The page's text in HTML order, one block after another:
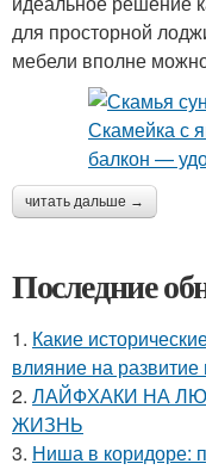
для просторной
мебели вполне
читать дальше →
Последние
1. Какие
влияние на развитие
2. ЛАЙФХАКИ НА
ЖИЗНЬ
3. Ниша в коридоре: